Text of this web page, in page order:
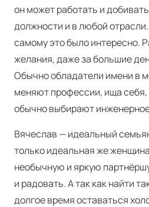
он может работать и
должности и в любой
самому это было интересно.
желания, даже за большие
Обычно обладатели имени в
меняют профессии, ища себя,
обычно выбирают
Вячеслав — идеальный
только идеальная же
необычную и яркую
и радовать. А так как найти
долгое время оставаться